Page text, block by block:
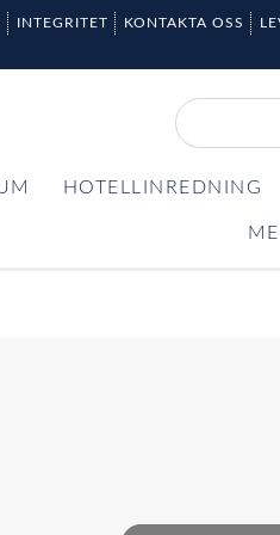
INTEGRITET KONTAKTA OSS
HOTELLINREDNING